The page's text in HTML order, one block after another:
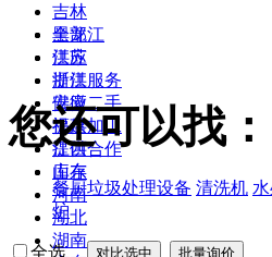
吉林
黑龙江
江苏
浙江
安徽
福建
江西
山东
河南
湖北
湖南
全部
供应
提供服务
供应二手
提供加工
提供合作
库存
您还可以找：
餐厨垃圾处理设备 清洗机
炉
全选